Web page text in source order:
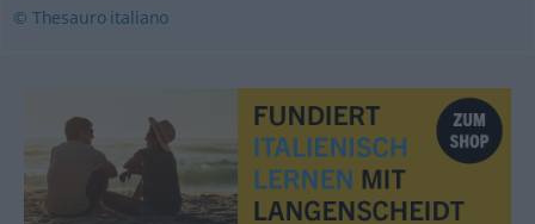
© Thesauro italiano